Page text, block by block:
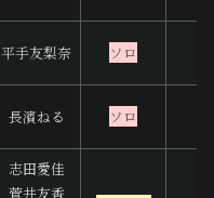
平手友梨奈 ソロ
長濱ねる ソロ
志田愛佳
菅井友香